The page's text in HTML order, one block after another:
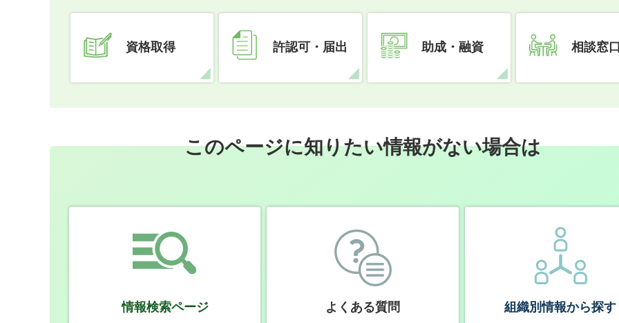
資格取得 許認可・届出 助成・融資 相談窓
このページに知りたい情報がない場合は
情報検索ページ よくある質問 組織別情報から探す